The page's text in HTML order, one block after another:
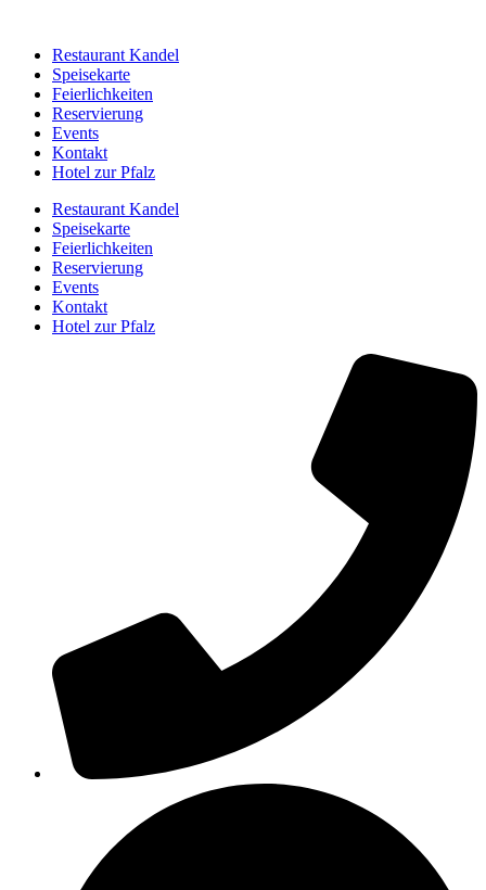
Restaurant Kandel
Speisekarte
Feierlichkeiten
Reservierung
Events
Kontakt
Hotel zur Pfalz
Restaurant Kandel
Speisekarte
Feierlichkeiten
Reservierung
Events
Kontakt
Hotel zur Pfalz